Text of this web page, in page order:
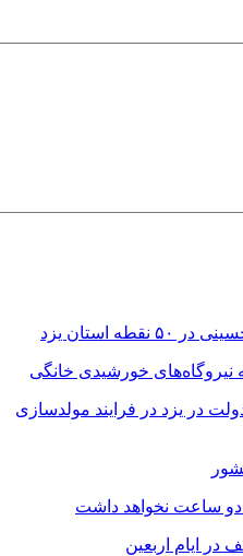
استان یزد
نیروگاه‌های خورشیدی خانگی
دولت در یزد در فرایند مولدسازی
دو ساعت نخواهد داشت
در ایام اربعین